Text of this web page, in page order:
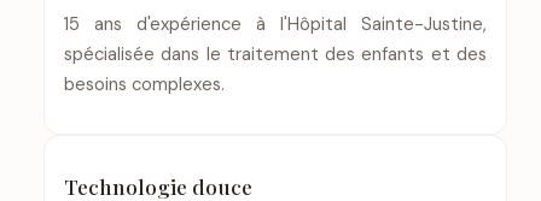
15 ans d'expérience à l'Hôpital Sainte-Justine,
spécialisée dans le traitement des enfants et des
besoins complexes.
Technologie douce